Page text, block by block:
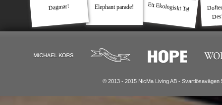
Dagmar! Elephant parade! Ett Ekologiskt Te!
© 2013 - 2015 NicMa Living AB -